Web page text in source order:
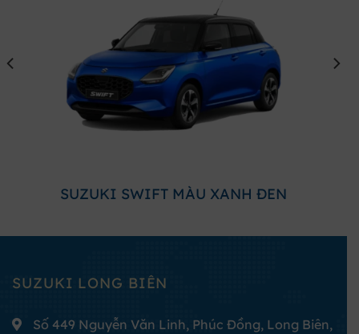
SUZUKI SWIFT MÀU XANH ĐEN
SUZUKI LONG BIÊN
Số 449 Nguyễn Văn Linh, Phúc Đồng, Long Biên,